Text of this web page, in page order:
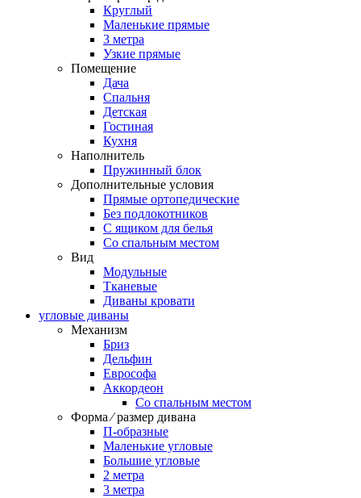
Круглый
Маленькие прямые
3 метра
Узкие прямые
Помещение
Дача
Спальня
Детская
Гостиная
Кухня
Наполнитель
Пружинный блок
Дополнительные условия
Прямые ортопедические
Без подлокотников
С ящиком для белья
Со спальным местом
Вид
Модульные
Тканевые
Диваны кровати
угловые диваны
Механизм
Бриз
Дельфин
Еврософа
Аккордеон
Со спальным местом
Форма ⁄ размер дивана
П-образные
Маленькие угловые
Большие угловые
2 метра
3 метра